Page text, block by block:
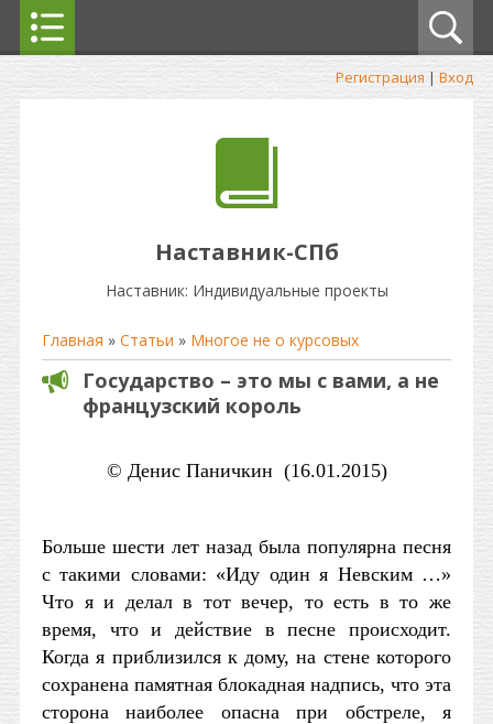
Регистрация | Вход
Наставник-СПб
Наставник: Индивидуальные проекты
Главная » Статьи » Многое не о курсовых
Государство – это мы с вами, а не
французский король
© Денис Паничкин (16.01.2015)
Больше шести лет назад была популярна песня
с такими словами: «Иду один я Невским …»
Что я и делал в тот вечер, то есть в то же
время, что и действие в песне происходит.
Когда я приблизился к дому, на стене которого
сохранена памятная блокадная надпись, что эта
сторона наиболее опасна при обстреле, я